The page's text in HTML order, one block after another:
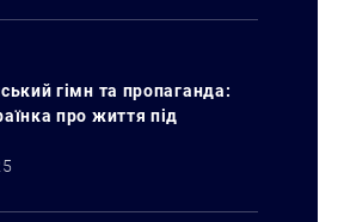
гімн та пропаганда:
про життя під